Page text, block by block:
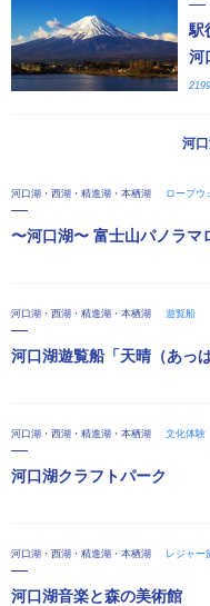
駅
河
河
河口湖・西湖・精進湖・本栖湖 ロープウ
〜河口湖〜 富士山パノラマ
河口湖・西湖・精進湖・本栖湖 遊覧船
河口湖遊覧船「天晴（あっ
河口湖・西湖・精進湖・本栖湖 文化体験
河口湖クラフトパーク
河口湖・西湖・精進湖・本栖湖 レジャー
河口湖音楽と森の美術館